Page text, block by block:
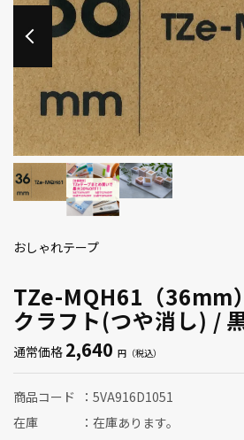
TZe-MQH61（36mm
クラフト(つや消し) /
おしゃれテープ
通常価格 2,640
商品コード
5VA916D1051
在庫
在庫あります。